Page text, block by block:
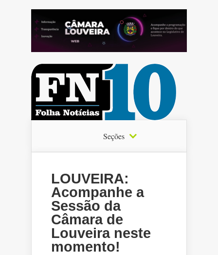
Seções
LOUVEIRA:
Acompanhe a
Sessão da
Câmara de
Louveira neste
momento!